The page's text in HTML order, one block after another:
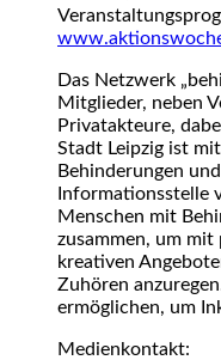
Das Netzwerk
Mitglieder, neben
Privatakteure,
Stadt Leipzig ist
Behinderungen
Informationsstelle
Menschen mit
zusammen, um
kreativen
Zuhören
ermöglichen, um
Medienkontakt: